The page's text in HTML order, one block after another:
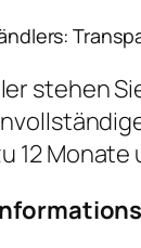
stehen
12